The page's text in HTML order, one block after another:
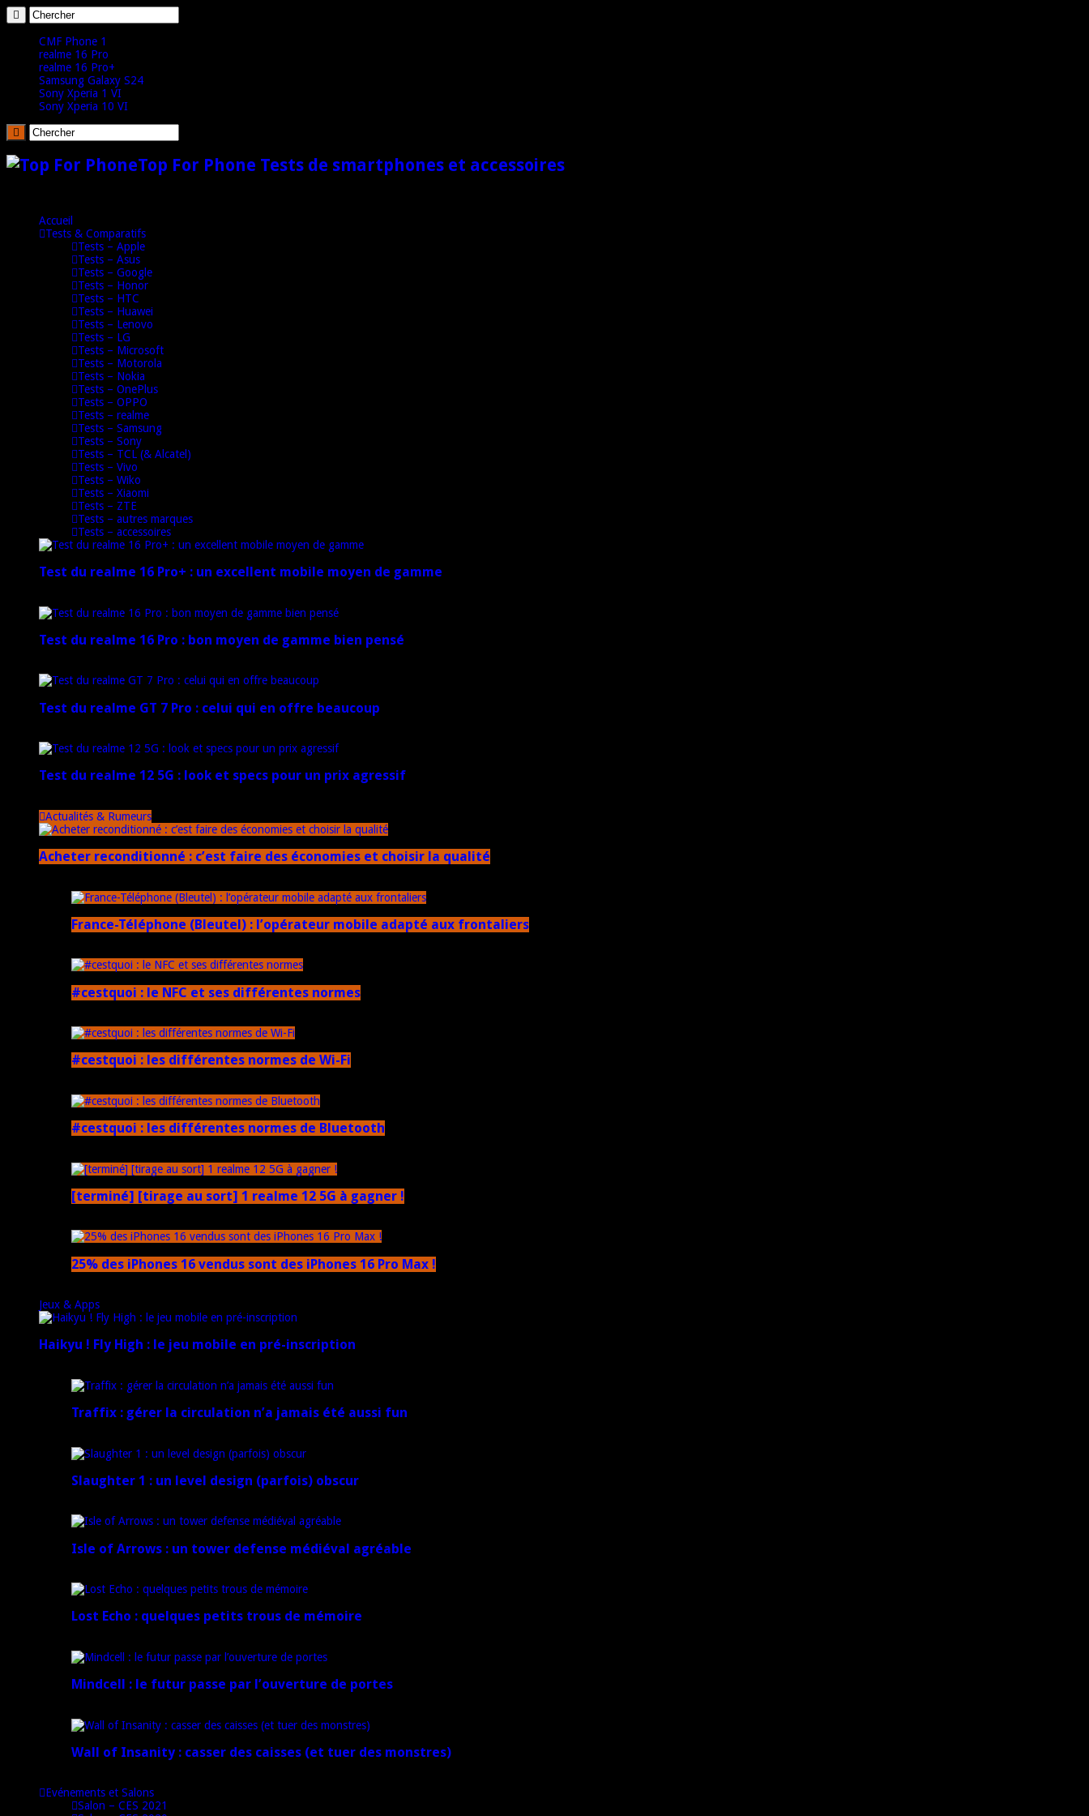
CMF Phone 1
realme 16 Pro
realme 16 Pro+
Samsung Galaxy S24
Sony Xperia 1 VI
Sony Xperia 10 VI
Top For Phone Tests de smartphones et accessoires
Accueil
Tests & Comparatifs
Tests – Apple
Tests – Asus
Tests – Google
Tests – Honor
Tests – HTC
Tests – Huawei
Tests – Lenovo
Tests – LG
Tests – Microsoft
Tests – Motorola
Tests – Nokia
Tests – OnePlus
Tests – OPPO
Tests – realme
Tests – Samsung
Tests – Sony
Tests – TCL (& Alcatel)
Tests – Vivo
Tests – Wiko
Tests – Xiaomi
Tests – ZTE
Tests – autres marques
Tests – accessoires
Test du realme 16 Pro+ : un excellent mobile moyen de gamme
Test du realme 16 Pro : bon moyen de gamme bien pensé
Test du realme GT 7 Pro : celui qui en offre beaucoup
Test du realme 12 5G : look et specs pour un prix agressif
Actualités & Rumeurs
Acheter reconditionné : c’est faire des économies et choisir la qualité
France-Téléphone (Bleutel) : l’opérateur mobile adapté aux frontaliers
#cestquoi : le NFC et ses différentes normes
#cestquoi : les différentes normes de Wi-Fi
#cestquoi : les différentes normes de Bluetooth
[terminé] [tirage au sort] 1 realme 12 5G à gagner !
25% des iPhones 16 vendus sont des iPhones 16 Pro Max !
Jeux & Apps
Haikyu ! Fly High : le jeu mobile en pré-inscription
Traffix : gérer la circulation n’a jamais été aussi fun
Slaughter 1 : un level design (parfois) obscur
Isle of Arrows : un tower defense médiéval agréable
Lost Echo : quelques petits trous de mémoire
Mindcell : le futur passe par l’ouverture de portes
Wall of Insanity : casser des caisses (et tuer des monstres)
Evénements et Salons
Salon – CES 2021